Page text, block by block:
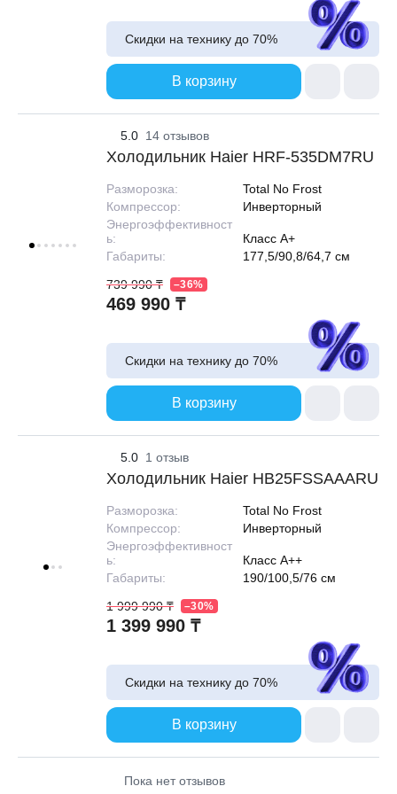
Скидки на технику до 70%
В корзину
5.0 14 отзывов
Холодильник Haier HRF-535DM7RU
Разморозка:
Total No Frost
Компрессор:
Инверторный
Энергоэффективност
ь:
Класс A+
Габариты:
177,5/90,8/64,7 см
469 990 ₸
739 990 ₸ –36%
Скидки на технику до 70%
В корзину
5.0 1 отзыв
Холодильник Haier HB25FSSAAARU
Разморозка:
Total No Frost
Компрессор:
Инверторный
Энергоэффективност
ь:
Класс A++
Габариты:
190/100,5/76 см
1 399 990 ₸
1 999 990 ₸ –30%
Скидки на технику до 70%
В корзину
Пока нет отзывов